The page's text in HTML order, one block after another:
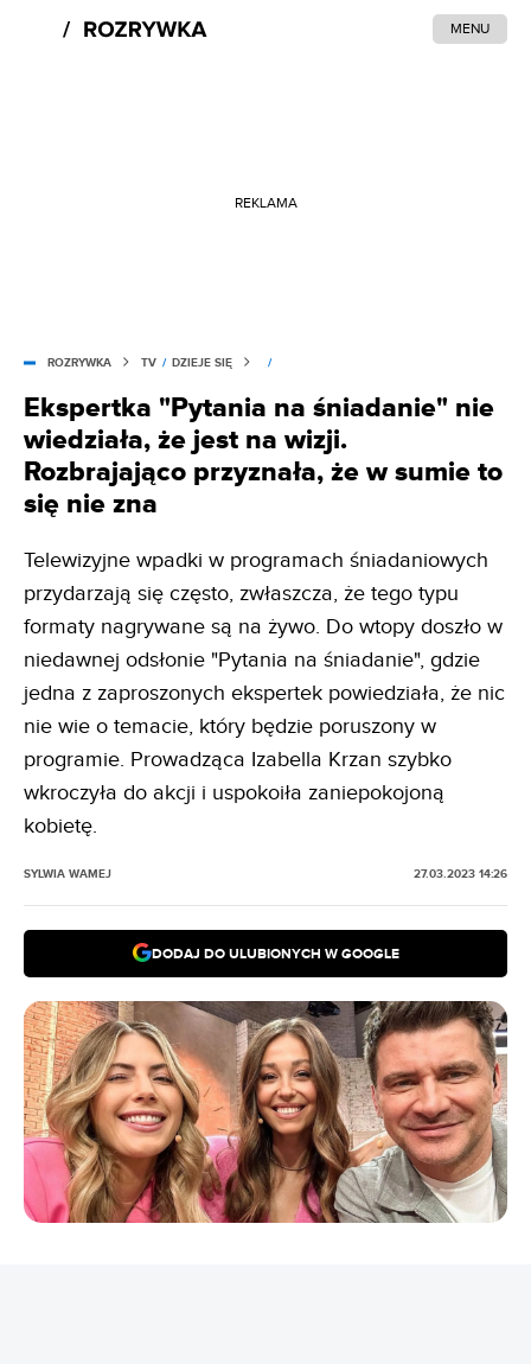
MENU
REKLAMA
ROZRYWKA TV / DZIEJE SIĘ /
Ekspertka "Pytania na śniadanie" nie
wiedziała, że jest na wizji.
Rozbrajająco przyznała, że w sumie to
się nie zna
Telewizyjne wpadki w programach śniadaniowych
przydarzają się często, zwłaszcza, że tego typu
formaty nagrywane są na żywo. Do wtopy doszło w
niedawnej odsłonie "Pytania na śniadanie", gdzie
jedna z zaproszonych ekspertek powiedziała, że nic
nie wie o temacie, który będzie poruszony w
programie. Prowadząca Izabella Krzan szybko
wkroczyła do akcji i uspokoiła zaniepokojoną
kobietę.
SYLWIA WAMEJ 27.03.2023 14:26
DODAJ DO ULUBIONYCH W GOOGLE